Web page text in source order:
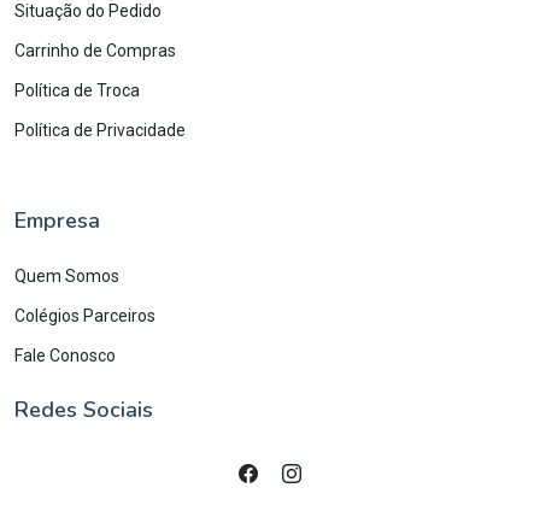
Situação do Pedido
Carrinho de Compras
Política de Troca
Política de Privacidade
Empresa
Quem Somos
Colégios Parceiros
Fale Conosco
Redes Sociais